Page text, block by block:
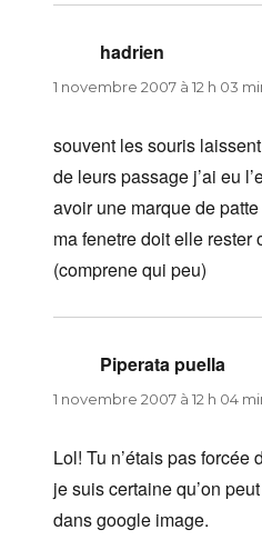
hadrien
1 novembre 2007 à 12 h 03
souvent les souris
de leurs passage j’ai eu
avoir une marque de
ma fenetre doit elle rester
(comprene qui peu)
Piperata puella
1 novembre 2007 à 12 h 04
Lol! Tu n’étais pas forcée
je suis certaine qu’on
dans google image.